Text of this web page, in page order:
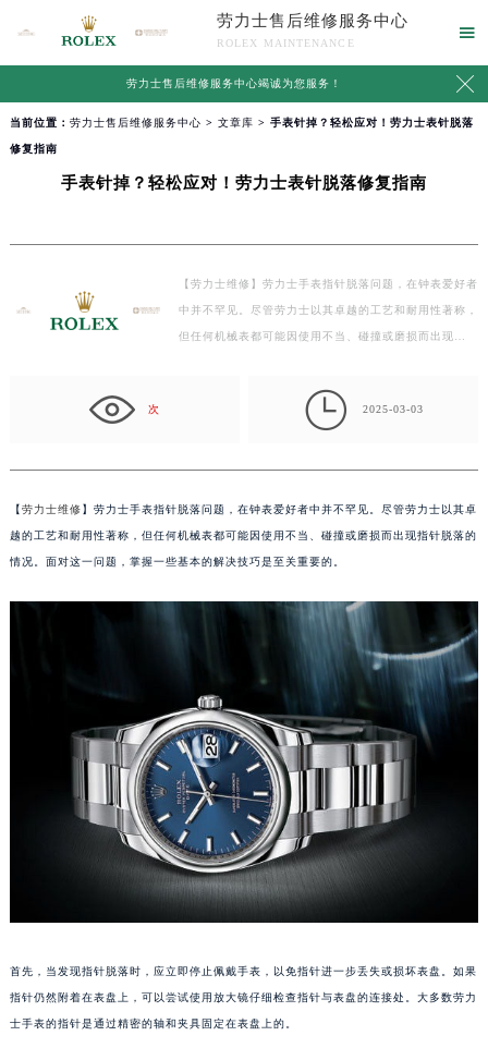
劳力士售后维修服务中心
ROLEX MAINTENANCE

劳力士售后维修服务中心竭诚为您服务！ 
当前位置： 劳力士售后维修服务中心 > 文章库 > 手表针掉？轻松应对！劳力士表针脱落
修复指南
手表针掉？轻松应对！劳力士表针脱落修复指南
【劳力士维修】劳力士手表指针脱落问题，在钟表爱好者
中并不罕见。尽管劳力士以其卓越的工艺和耐用性著称，
但任何机械表都可能因使用不当、碰撞或磨损而出现…
次  2025-03-03
【劳力士维修】劳力士手表指针脱落问题，在钟表爱好者中并不罕见。尽管劳力士以其卓
越的工艺和耐用性著称，但任何机械表都可能因使用不当、碰撞或磨损而出现指针脱落的
情况。面对这一问题，掌握一些基本的解决技巧是至关重要的。
首先，当发现指针脱落时，应立即停止佩戴手表，以免指针进一步丢失或损坏表盘。如果
指针仍然附着在表盘上，可以尝试使用放大镜仔细检查指针与表盘的连接处。大多数劳力
士手表的指针是通过精密的轴和夹具固定在表盘上的。